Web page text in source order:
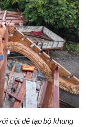
cột để tạo bộ khung